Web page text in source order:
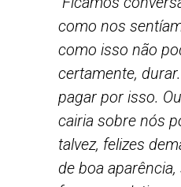
como nos
como isso não
certamente,
pagar por isso.
cairia sobre nós
talvez, felizes
de boa aparência,